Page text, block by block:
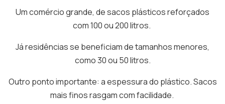
Um comércio grande, de sacos plásticos reforçados
com 100 ou 200 litros.
Já residências se beneficiam de tamanhos menores,
como 30 ou 50 litros.
Outro ponto importante: a espessura do plástico. Sacos
mais finos rasgam com facilidade.